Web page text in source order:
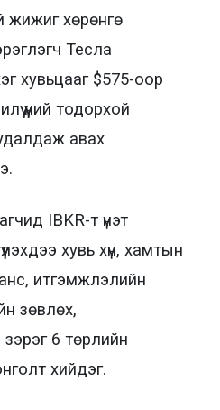
жижиг хөрөнгө
Тесла
хувьцааг $575-оор
үүний тодорхой
авах
IBKR-т үнэт
хувь хүн, хамтын
итгэмжлэлийн
зөвлөх,
6 төрлийн
хийдэг.